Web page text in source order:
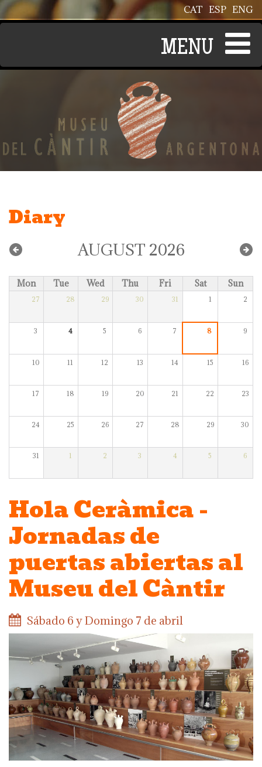
Skip to main content ENG
ESP
CAT
Diary
AUGUST 2026
Mon Tue Wed Thu Fri Sat Sun
27 28 29 30 31 1 2
3 4 5 6 7 8 9
10 11 12 13 14 15 16
17 18 19 20 21 22 23
24 25 26 27 28 29 30
31 1 2 3 4 5 6
Hola Ceràmica -
Jornadas de
puertas abiertas al
Museu del Càntir
Sábado 6 y Domingo 7 de abril